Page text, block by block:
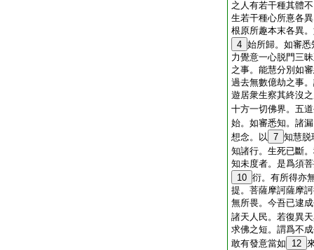
之人有若干種其體
生若干種心所憙各
根原所趣本末各異
4 始所歸。如審
力覺意一心脱門三
之事。能慧分別如
過去無數億劫之事
遊居衆生察其終沒
十方一切佛界。五
始。如審悉知。諸
想念。以 7 知慧脱
知諸行。生死已斷
知未度者。是爲須
10 衍。有所得亦
提。菩薩摩訶薩摩
無所畏。今吾已逮
諸天人民。若復異
求佛之短。謂爲不
敢有發意當如
12